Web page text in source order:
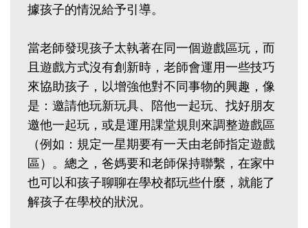
據孩子的情況給予引導。
當老師發現孩子太執著在同一個遊戲區玩，而
且遊戲方式沒有創新時，老師會運用一些技巧
來協助孩子，以增強他對不同事物的興趣，像
是：邀請他玩新玩具、陪他一起玩、找好朋友
邀他一起玩，或是運用課堂規則來調整遊戲區
（例如：規定一星期要有一天由老師指定遊戲
區）。總之，爸媽要和老師保持聯繫，在家中
也可以和孩子聊聊在學校都玩些什麼，就能了
解孩子在學校的狀況。